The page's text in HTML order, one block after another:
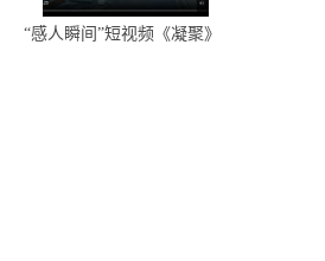
“感人瞬间”短视频《凝聚》